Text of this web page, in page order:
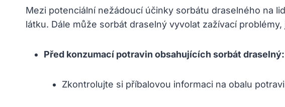
Mezi potenciální nežádoucí účinky sorbátu draselného na
látku. Dále může sorbát draselný vyvolat zažívací
Před konzumací potravin obsahujících sorbát draselný:
Zkontrolujte si příbalovou informaci na obalu